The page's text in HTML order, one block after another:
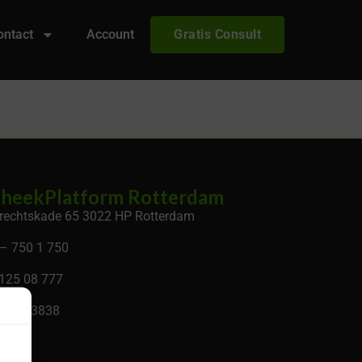
Account Gratis Consult
Rotterdam
65 3022 HP Rotterdam
750 1 750
08 777
34133838